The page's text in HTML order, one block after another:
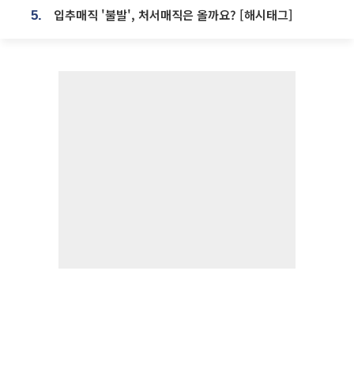
5. 입추매직 '불발', 처서매직은 올까요? [해시태그]